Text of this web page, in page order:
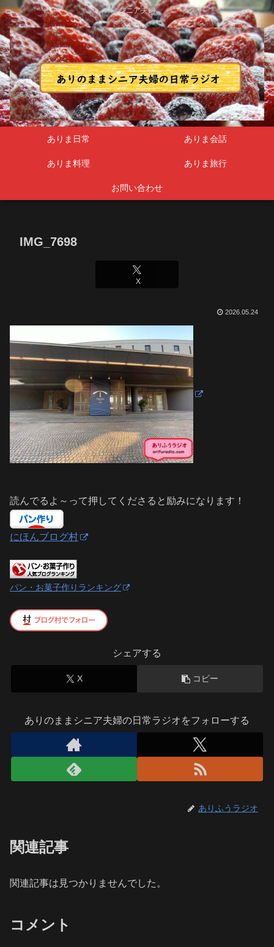
シニア夫婦
ありま日常 ありま会話
ありま料理 ありま旅行
お問い合わせ
IMG_7698
X
2026.05.24
読んでるよ～って押してくださると励みになります！
にほんブログ村
パン・お菓子作りランキング
シェアする
X コピー
ありのままシニア夫婦の日常ラジオをフォローする
ありふうラジオ
関連記事
関連記事は見つかりませんでした。
コメント